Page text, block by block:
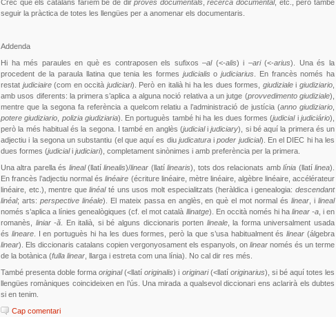
Crec que els catalans faríem bé de dirproves documentals ,recerca documental, etc., però també
seguir la pràctica de totes les llengües per a anomenar els documentaris.
Addenda
Hi ha més paraules en què es contraposen els sufixos –al(<-alis) i –ari(<-arius). Una és la
procedent de la paraula llatina que tenia les formes judicialis ojudiciarius . En francès només ha
restat judiciaire(com en occità judiciari). Però en italià hi ha les dues formes, giudizialei giudiziario
amb usos diferents: la primera s’aplica a alguna noció relativa a un jutge (provvedimento giudiziale),
mentre que la segona fa referència a quelcom relatiu a l’administració de justícia (anno giudiziario
potere giudiziario polizia giudiziaria). En portuguès també hi ha les dues formes (judicialijudiciário),
però la més habitual és la segona. I també en anglès (judicialijudiciary), si bé aquí la primera és un
adjectiu i la segona un substantiu (el que aquí es diu judicaturaipoder judicial). En el DIEC hi ha les
dues formes (judiciali judiciari), completament sinònimes i amb preferència per la primera.
Una altra parella és lineal(llatílinealis)/linear (llatílinearis), tots dos relacionats amblínia (llatílinea).
En francès l’adjectiu normal éslinéaire (écriture linéaire, mètre linéaire, algèbre linéaire, accélérateur
linéaire, etc.), mentre quelinéalté uns usos molt especialitzats (heràldica i genealogia:descendant
linéal; arts: perspective linéale). El mateix passa en anglès, en què el mot normal éslinear , ilineal
només s’aplica a línies genealògiques (cf. el mot català llinatge). En occità només hi ha linear -a, i en
romanès, liniar -ă . En italià, si bé alguns diccionaris porten lineale, la forma universalment usada
és lineare. I en portuguès hi ha les dues formes, però la que s’usa habitualment éslinear (álgebra
linear). Els diccionaris catalans copien vergonyosament els espanyols, on linear només és un terme
de la botànica (fulla linear , llarga i estreta com una línia). No cal dir res més.
També presenta doble formaoriginal(<llatíoriginalis) i originari(<llatí originarius), si bé aquí totes les
llengües romàniques coincideixen en l’ús. Una mirada a qualsevol diccionari ens aclarirà els dubtes
si en tenim.
Cap comentari